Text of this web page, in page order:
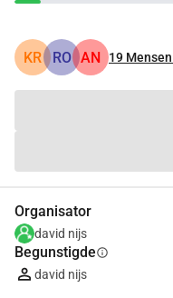
KR RO AN 19
Organisator
david nijs
Begunstigdeinfo
david nijs